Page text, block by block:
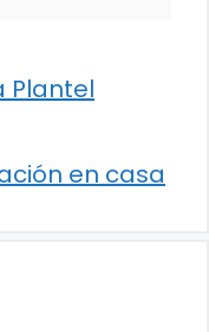
Plantel
en casa